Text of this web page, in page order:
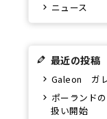
ニュース
最近の投稿
Galeon ガ
ポーランド
扱い開始